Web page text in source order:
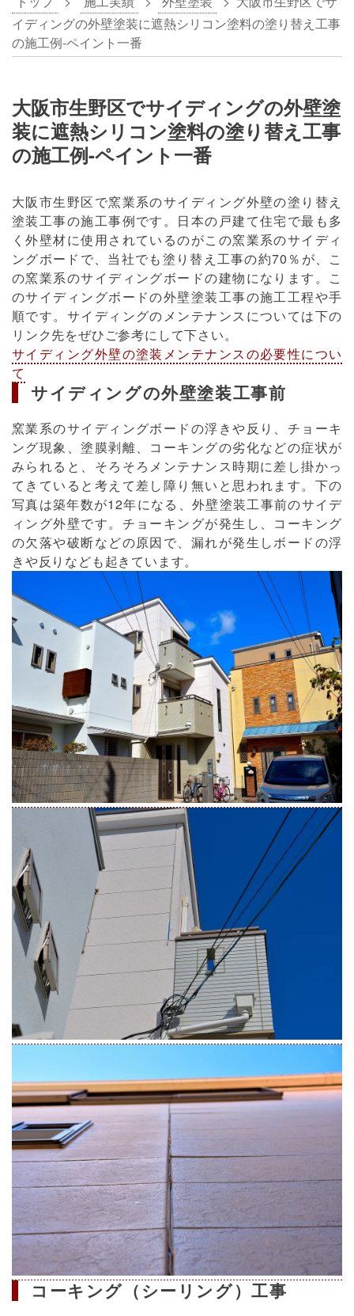
イディングの外壁塗装に遮熱シリコン塗料の塗り替え工事
の施工例-ペイント一番
大阪市生野区でサイディングの外壁塗
装に遮熱シリコン塗料の塗り替え工事
の施工例-ペイント一番
大阪市生野区で窯業系のサイディング外壁の塗り替え
塗装工事の施工事例です。日本の戸建て住宅で最も多
く外壁材に使用されているのがこの窯業系のサイディ
ングボードで、当社でも塗り替え工事の約70％が、こ
の窯業系のサイディングボードの建物になります。こ
のサイディングボードの外壁塗装工事の施工工程や手
順です。サイディングのメンテナンスについては下の
リンク先をぜひご参考にして下さい。
サイディング外壁の塗装メンテナンスの必要性につい
て
サイディングの外壁塗装工事前
窯業系のサイディングボードの浮きや反り、チョーキ
ング現象、塗膜剥離、コーキングの劣化などの症状が
みられると、そろそろメンテナンス時期に差し掛かっ
てきていると考えて差し障り無いと思われます。下の
写真は築年数が12年になる、外壁塗装工事前のサイデ
ィング外壁です。チョーキングが発生し、コーキング
の欠落や破断などの原因で、漏れが発生しボードの浮
きや反りなども起きています。
コーキング（シーリング）工事